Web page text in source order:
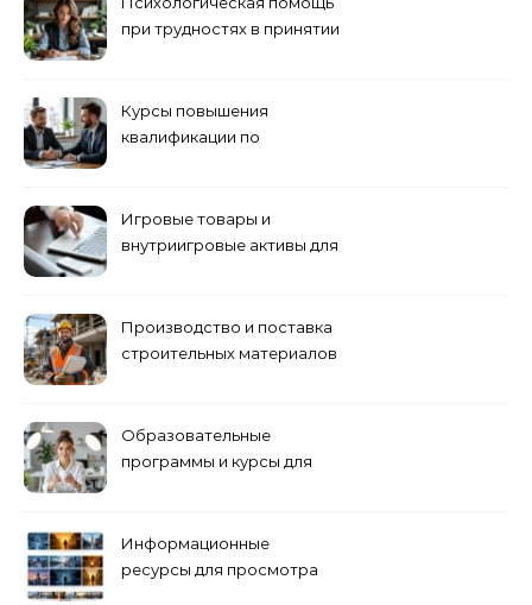
при трудностях в принятии
Курсы повышения
квалификации по
Игровые товары и
внутриигровые активы для
приобретения
Производство и поставка
строительных материалов
Образовательные
программы и курсы для
Информационные
ресурсы для просмотра